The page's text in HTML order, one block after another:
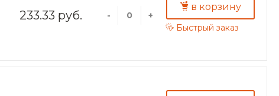
233.33 руб. - +
в корзину
Быстрый заказ